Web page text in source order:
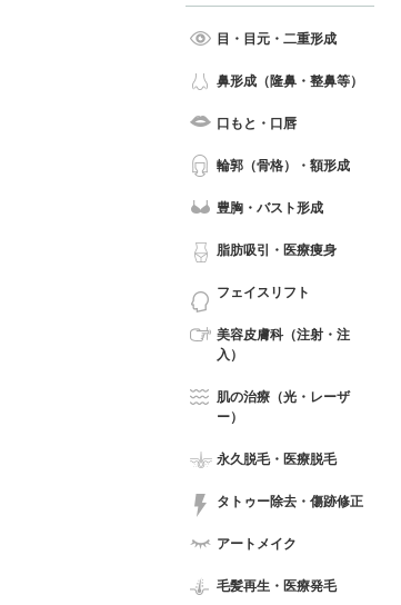
目・目元・二重形成
鼻形成（隆鼻・整鼻等）
口もと・口唇
輪郭（骨格）・額形成
豊胸・バスト形成
脂肪吸引・医療痩身
フェイスリフト
美容皮膚科（注射・注
入）
肌の治療（光・レーザ
ー）
永久脱毛・医療脱毛
タトゥー除去・傷跡修正
アートメイク
毛髪再生・医療発毛